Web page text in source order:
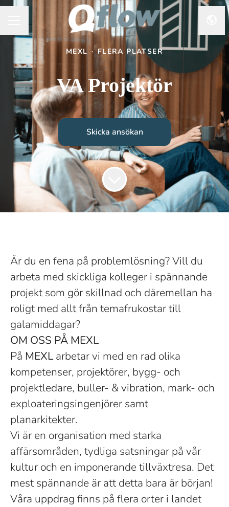
Karriärmeny Byt
MEXL · FLERA PLATSER
VA Projektör
Skicka ansökan
Är du en fena på problemlösning? Vill du
arbeta med skickliga kolleger i spännande
projekt som gör skillnad och däremellan ha
roligt med allt från temafrukostar till
galamiddagar?
OM OSS PÅ MEXL
På MEXLarbetar vi med en rad olika
kompetenser, projektörer, bygg- och
projektledare, buller- & vibration, mark- och
exploateringsingenjörer samt
planarkitekter.
Vi är en organisation med starka
affärsområden, tydliga satsningar på vår
kultur och en imponerande tillväxtresa. Det
mest spännande är att detta bara är början!
Våra uppdrag finns på flera orter i landet